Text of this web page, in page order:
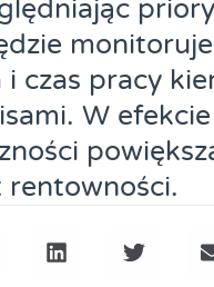
czas pracy
W
rentowności.